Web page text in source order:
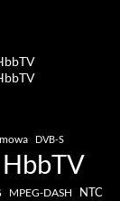
DVB-S
HbbTV
MPEG-DASH NTC